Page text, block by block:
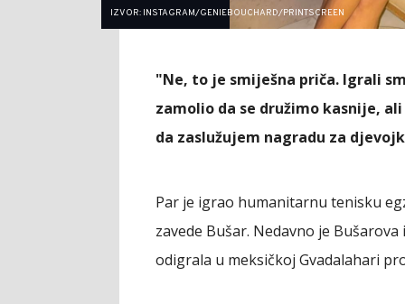
IZVOR: INSTAGRAM/GENIEBOUCHARD/PRINTSCREEN
"Ne, to je smiješna priča. Igrali
zamolio da se družimo kasnije,
da zaslužujem nagradu za
Par je igrao humanitarnu tenisku
zavede Bušar. Nedavno je
odigrala u meksičkoj Gvadalahari